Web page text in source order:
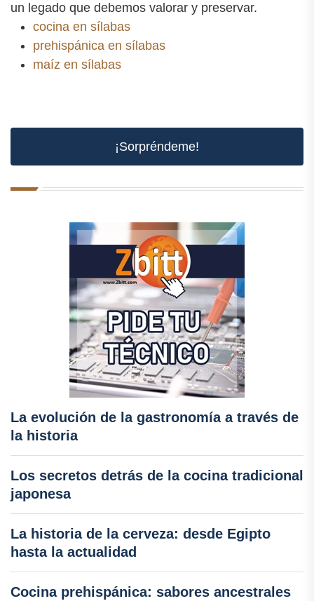
un legado que debemos valorar y preservar.
cocina en sílabas
prehispánica en sílabas
maíz en sílabas
¡Sorpréndeme!
La evolución de la gastronomía a través de
la historia
Los secretos detrás de la cocina tradicional
japonesa
La historia de la cerveza: desde Egipto
hasta la actualidad
Cocina prehispánica: sabores ancestrales